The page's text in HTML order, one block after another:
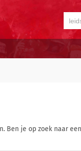
Ben je op zoek naar